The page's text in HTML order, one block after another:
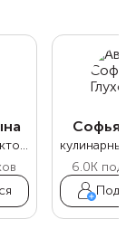
кулинарный редактор Food.ru
Софья
6.0K